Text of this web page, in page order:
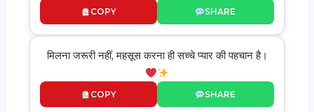
COPY SHARE
मिलना जरूरी नहीं, महसूस करना ही सच्चे प्यार की पहचान है।
COPY SHARE